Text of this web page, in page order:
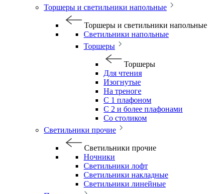
Торшеры и светильники напольные
Торшеры и светильники напольные
Светильники напольные
Торшеры
Торшеры
Для чтения
Изогнутые
На треноге
С 1 плафоном
С 2 и более плафонами
Со столиком
Светильники прочие
Светильники прочие
Ночники
Светильники лофт
Светильники накладные
Светильники линейные